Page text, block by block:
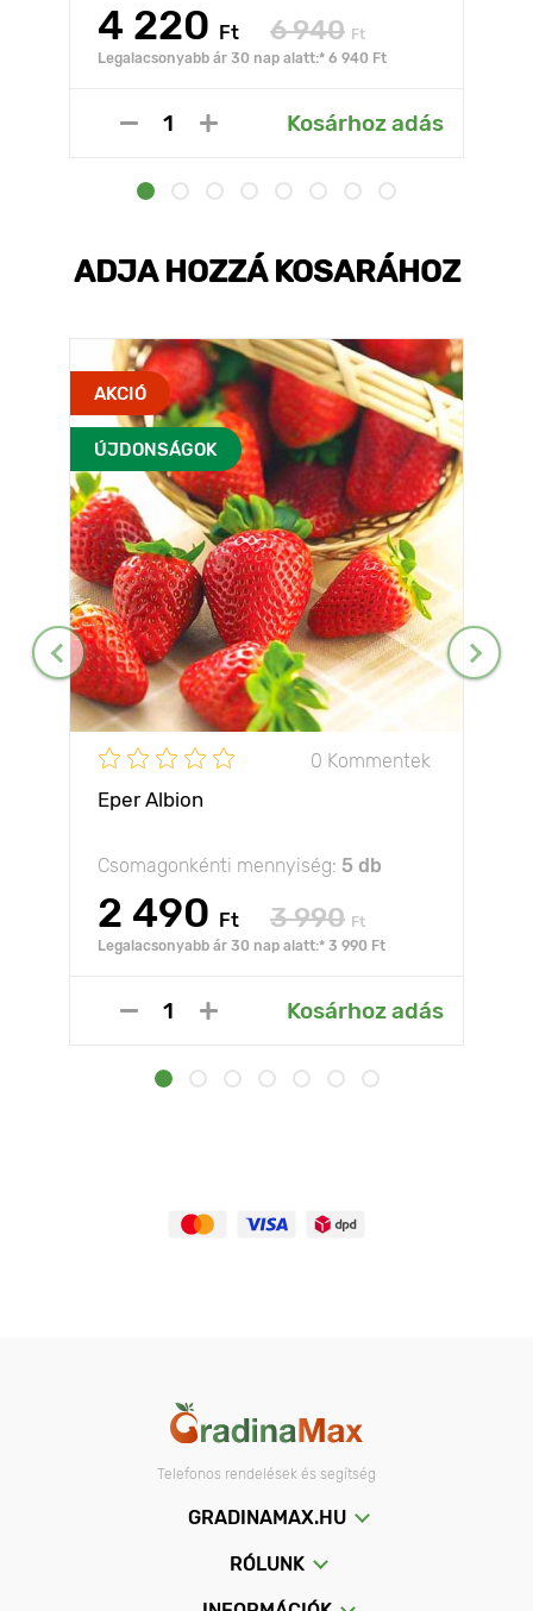
4 220 Ft 6 940 Ft
Legalacsonyabb ár 30 nap alatt:* 6 940 Ft
Kosárhoz adás
ADJA HOZZÁ KOSARÁHOZ
AKCIÓ
ÚJDONSÁGOK
0 Kommentek
Eper Albion
Csomagonkénti mennyiség: 5 db
2 490 Ft 3 990 Ft
Legalacsonyabb ár 30 nap alatt:* 3 990 Ft
Kosárhoz adás
Telefonos rendelések és segítség
GRADINAMAX.HU
RÓLUNK